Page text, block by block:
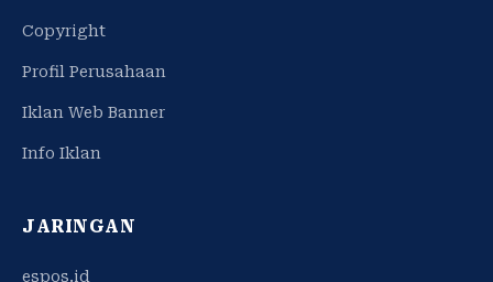
Copyright
Profil Perusahaan
Iklan Web Banner
Info Iklan
JARINGAN
espos.id